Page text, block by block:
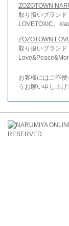
ZOZOTOWN
取り扱いブラン
LOVETOXIC、
ZOZOTOWN
取り扱いブランド
お客様にはご不
うお願い申し上げ